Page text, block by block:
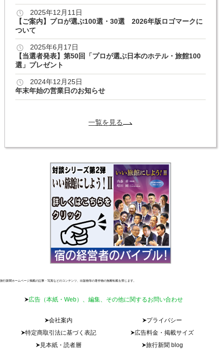
2025年12月11日
【ご案内】プロが選ぶ100選・30選 2026年版ロゴマークに
ついて
2025年6月17日
【当選者発表】第50回「プロが選ぶ日本のホテル・旅館100
選」プレゼント
2024年12月25日
年末年始の営業日のお知らせ
一覧を見る
旅行新聞ホームページ掲載の記事・写真などのコンテンツ、出版物等の著作物の無断転載を禁じます。
広告（本紙・Web）、編集、その他に関するお問い合わせ
会社案内
プライバシー
特定商取引法に基づく表記
広告料金・掲載サイズ
見本紙・読者層
旅行新聞 blog